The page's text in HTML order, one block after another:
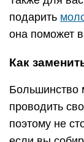
подарить
она поможет
Как
Большинство
проводить
поэтому не